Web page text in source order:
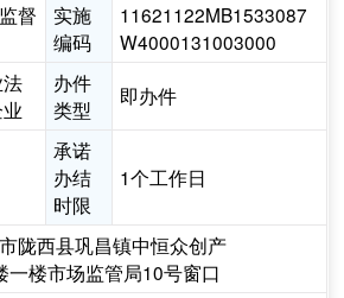
督
实施
编码
11621122MB1533087
W4000131003000
办件
类型
即办件
承诺
办结
时限
1个工作日
陇西县巩昌镇中恒众创产
一楼市场监管局10号窗口